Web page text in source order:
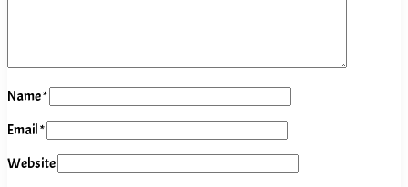
Name*
Email*
Website